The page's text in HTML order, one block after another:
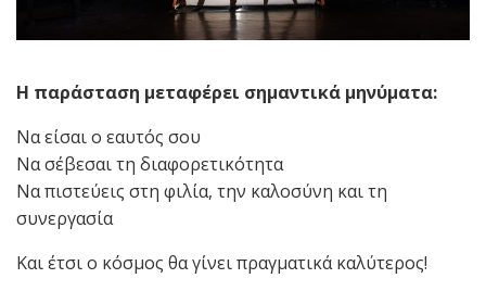
Η παράσταση μεταφέρει σημαντικά μηνύματα:
Να είσαι ο εαυτός σου
Να σέβεσαι τη διαφορετικότητα
Να πιστεύεις στη φιλία, την καλοσύνη και τη
συνεργασία
Και έτσι ο κόσμος θα γίνει πραγματικά καλύτερος!